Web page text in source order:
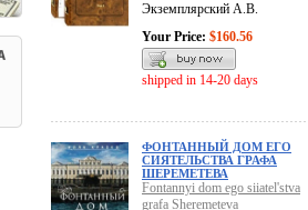
Экземплярский А.В.
Your Price: $160.56
shipped in 14-20 days
ФОНТАННЫЙ ДОМ ЕГО
СИЯТЕЛЬСТВА ГРАФА
ШЕРЕМЕТЕВА
Fontannyi dom ego siiatel'stva
grafa Sheremeteva